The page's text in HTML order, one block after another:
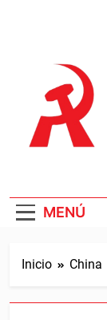
MENÚ
Inicio China